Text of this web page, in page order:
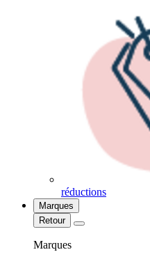
réductions
Marques
Retour
Marques